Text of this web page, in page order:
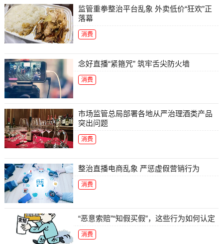
监管重拳整治平台乱象 外卖低价“狂欢”正
落幕
消费
念好直播“紧箍咒” 筑牢舌尖防火墙
消费
市场监管总局部署各地从严治理酒类产品
突出问题
消费
整治直播电商乱象 严惩虚假营销行为
消费
“恶意索赔”“知假买假”，这些行为如何认定
消费